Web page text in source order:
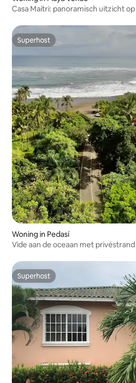
Casa Maitri: panoramisch uitzicht
Superhost
Superhost
Woning in Pedasí
Vide aan de oceaan met
Superhost
Superhost